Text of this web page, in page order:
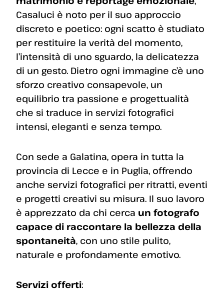
Casaluci è noto per il suo approccio
discreto e poetico: ogni scatto è studiato
per restituire la verità del momento,
l’intensità di uno sguardo, la delicatezza
di un gesto. Dietro ogni immagine c’è uno
sforzo creativo consapevole, un
equilibrio tra passione e progettualità
che si traduce in servizi fotografici
intensi, eleganti e senza tempo.
Con sede a Galatina, opera in tutta la
provincia di Lecce e in Puglia, offrendo
anche servizi fotografici per ritratti, eventi
e progetti creativi su misura. Il suo lavoro
è apprezzato da chi cerca un fotografo
capace di raccontare la bellezza della
spontaneità, con uno stile pulito,
naturale e profondamente emotivo.
Servizi offerti: